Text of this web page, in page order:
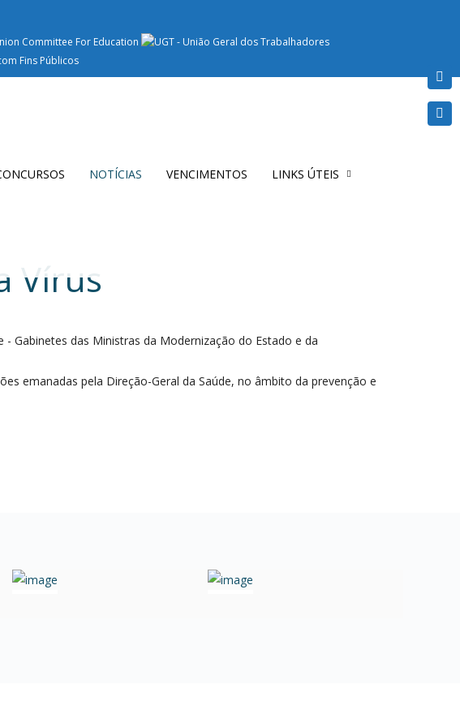
NOTÍCIAS VENCIMENTOS LINKS ÚTEIS
Vírus
Gabinetes das Ministras da Modernização do Estado e da
emanadas pela Direção-Geral da Saúde, no âmbito da prevenção e